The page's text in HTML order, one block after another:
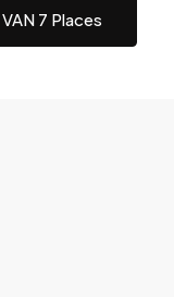
7 Places